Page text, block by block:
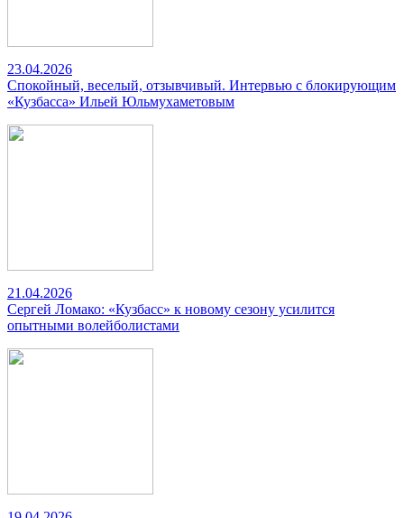
23.04.2026
Спокойный, веселый, отзывчивый. Интервью с блокирующим
«Кузбасса» Ильей Юльмухаметовым
21.04.2026
Сергей Ломако: «Кузбасс» к новому сезону усилится
опытными волейболистами